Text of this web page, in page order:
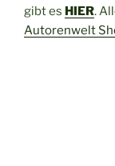
gibt es HIER.
Autorenwelt